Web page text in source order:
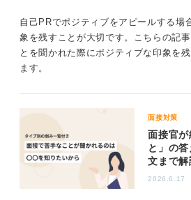
で、貴社の〇〇プロジェクトに貢献
なる性格説明で終わらせないことが
自己PRでポジティブをアピールする場
象を残すことが大切です。こちらの記
とを聞かれた際にポジティブな印象を
ます。
面接対策
面接官が
と」の
文まで解
2026.6.17